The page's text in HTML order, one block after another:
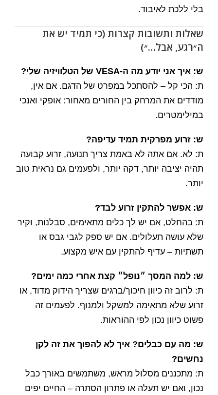
בלי ללכת לאיבוד.
שאלות ותשובות קצרות (כי תמיד יש את
ה״רגע, אבל…״)
ש: איך אני יודע מה ה-VESA של הטלוויזיה שלי?
ת: הכי קל – להסתכל במפרט של הדגם. אם אין,
מודדים את המרחק בין החורים מאחור: אופקי ואנכי
במילימטרים.
ש: זרוע מפרקית תמיד עדיפה?
ת: לא. אם אתה לא באמת צריך תנועה, זרוע קבועה
תהיה יציבה יותר, דקה יותר, ולפעמים גם נראית טוב
יותר.
ש: אפשר להתקין זרוע לבד?
ת: בהחלט, אם יש לך כלים מתאימים, סבלנות, וקיר
שלא עושה תעלולים. אם יש ספק לגבי גבס או
תשתיות – עדיף להתקין עם איש מקצוע.
ש: למה המסך ״נופל״ קצת אחרי כמה ימים?
ת: לרוב זה כיוון חיכוך/ברגים שצריך הידוק מדוד, או
זרוע שלא מתאימה למשקל ולמנוף. לפעמים זה
פשוט כיוון נכון לפי ההוראות.
ש: מה עם כבלים? איך לא להפוך את זה לקן
נחשים?
ת: מתכננים מסלול מראש, משתמשים באורך כבל
נכון, ואם יש תעלה או פתרון הסתרה – החיים יפים